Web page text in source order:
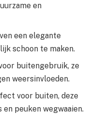
en
een elegante
schoon te maken.
buitengebruik, ze
weersinvloeden.
voor buiten, deze
peuken wegwaaien.